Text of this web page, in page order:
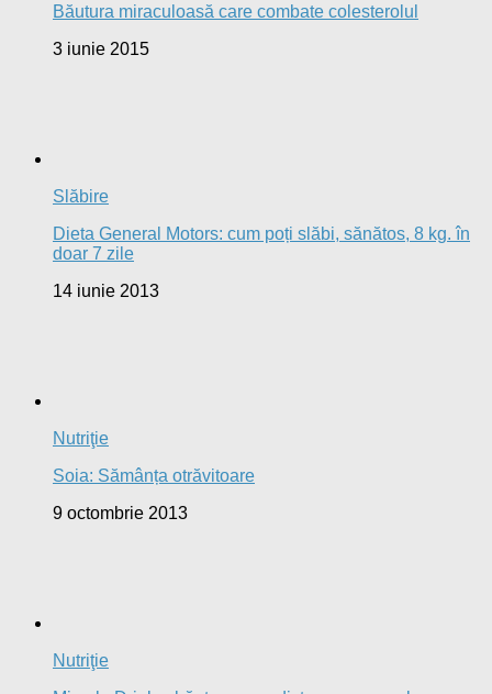
Băutura miraculoasă care combate colesterolul
3 iunie 2015
Slăbire
Dieta General Motors: cum poți slăbi, sănătos, 8 kg. în
doar 7 zile
14 iunie 2013
Nutriţie
Soia: Sămânța otrăvitoare
9 octombrie 2013
Nutriţie